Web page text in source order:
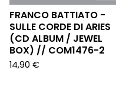
FRANCO BATTIATO -
SULLE CORDE DI ARIES
(CD ALBUM / JEWEL
BOX) // COM1476-2
14,90 €